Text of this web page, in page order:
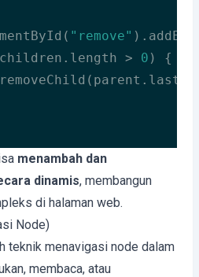
"remove"
> 0 ) {
(javascript)
menambah dan
dinamis, membangun
di halaman web.
Node)
teknik menavigasi node dalam
membaca, atau